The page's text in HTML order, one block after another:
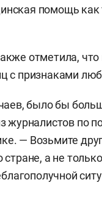
помощь как
отметила,
с признаками
было бы
журналистов по
— Возьмите
а не